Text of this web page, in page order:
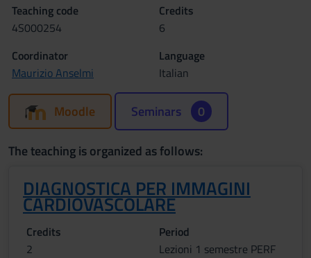
Teaching code
4S000254
Credits
6
Coordinator
Maurizio Anselmi
Language
Italian
Moodle Seminars 0
The teaching is organized as follows:
DIAGNOSTICA PER IMMAGINI
CARDIOVASCOLARE
Credits
2
Period
Lezioni 1 semestre PERF